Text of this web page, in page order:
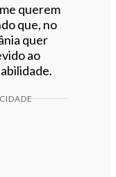
querem
que, no
quer
ao